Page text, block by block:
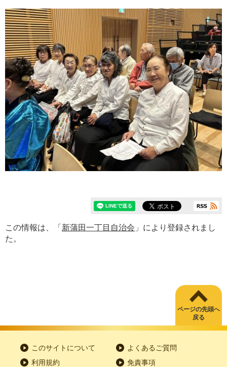
この情報は、「 新蒲田一丁目自治会 」により登録されまし
た。
ページの先頭へ
戻る
このサイトについて
よくあるご質問
利用規約
免責事項